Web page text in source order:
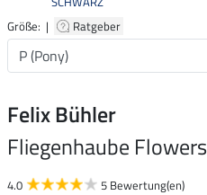
Größe: |
Ratgeber
Felix Bühler
Fliegenhaube Flowers
4.0 5 Bewertung(en)